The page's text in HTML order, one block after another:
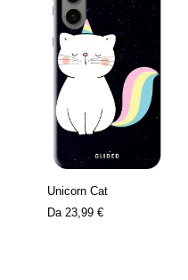
Unicorn Cat
Da 23,99 €